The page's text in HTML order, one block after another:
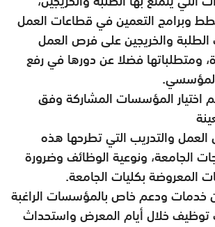
وبرامج التعمين في قطاعات العمل
الطلبة والخريجين على فرص العمل
ومتطلباتها فضلا عن دورها في رفع
تم اختيار المؤسسات المشاركة وفق
والتدريب التي تطرحها هذه
الجامعة، ونوعية الوظائف وضرورة
المعروضة بكليات الجامعة.
خدمات ودعم خاص بالمؤسسات الراغبة
توظيف خلال أيام المعرض واستحداث